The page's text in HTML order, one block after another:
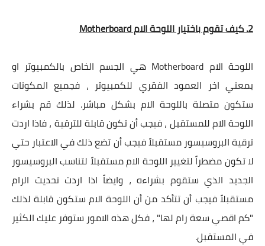
2. كيف تقوم باختيار اللوحة الام Motherboard
اللوحة الام Motherboard هي الجسم الخاص بالكمبيوتر او
بمعني اخر العمود الفقري للكمبيوتر ، فجميع المكونات
ستكون متصلة باللوحة الام بشكل مباشر. لذلك قم بشراء
اللوحة الام للمستقبل ، فيجب أن تكون قابلة للترقية ، فاذا اردت
ترقية البروسيسور مستقبلاً فيجب أن تضع ذلك في الاعتبار حتي
لا تكون مضطراً لتغيير اللوحة الام مستقبلاً لتناسب البروسيسور
الجديد الذي ستقوم بشراءه ، وايضاً اذا اردت تحديث الرام
مستقبلاً فيجب أن تتأكد من أن اللوحة الام ستكون قابلة لذلك
"كم اقصي سعة رام لها" ، فكل هذه الامور ستوفر عليك الكثير
في المستقبل.